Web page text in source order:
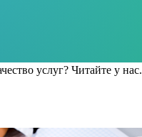
услуг? Читайте у нас.